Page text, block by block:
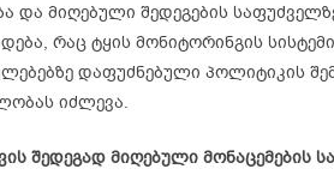
და მიღებული შედეგების
რაც ტყის მონიტორინგის
დაფუძნებული პოლიტიკის
იძლევა.
შედეგად მიღებული მონაცემების